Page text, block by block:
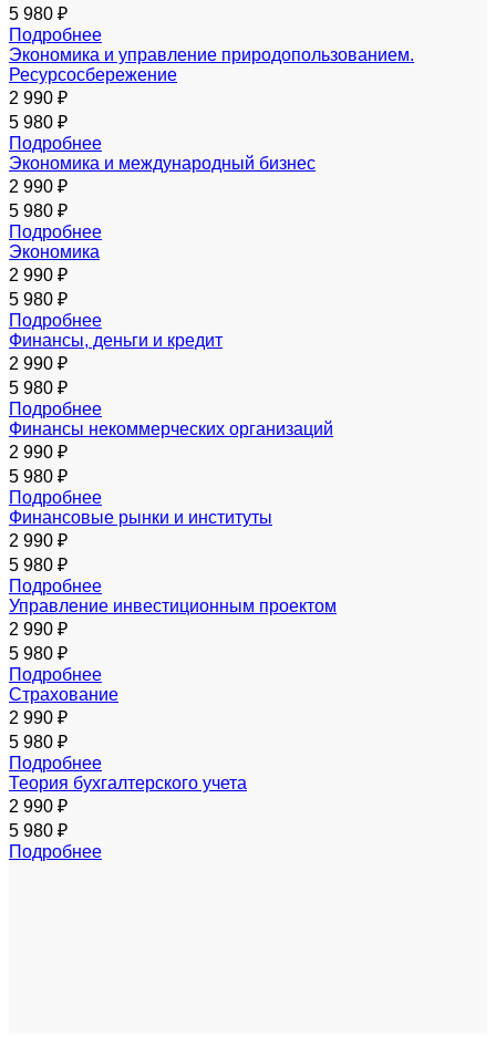
5 980 ₽
Подробнее
Экономика и управление природопользованием.
Ресурсосбережение
2 990 ₽
5 980 ₽
Подробнее
Экономика и международный бизнес
2 990 ₽
5 980 ₽
Подробнее
Экономика
2 990 ₽
5 980 ₽
Подробнее
Финансы, деньги и кредит
2 990 ₽
5 980 ₽
Подробнее
Финансы некоммерческих организаций
2 990 ₽
5 980 ₽
Подробнее
Финансовые рынки и институты
2 990 ₽
5 980 ₽
Подробнее
Управление инвестиционным проектом
2 990 ₽
5 980 ₽
Подробнее
Страхование
2 990 ₽
5 980 ₽
Подробнее
Теория бухгалтерского учета
2 990 ₽
5 980 ₽
Подробнее